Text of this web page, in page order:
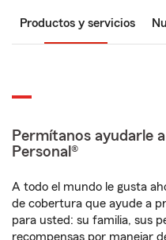
Productos y servicios
Permítanos ayudarle
Personal®
A todo el mundo le gusta
de cobertura que ayude a
para usted: su familia, sus
recompensas por manejar